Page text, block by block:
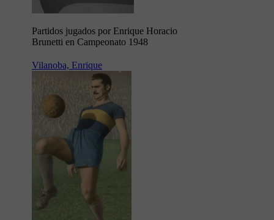
Partidos jugados por Enrique Horacio
Brunetti en Campeonato 1948
Vilanoba, Enrique